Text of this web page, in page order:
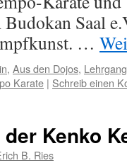
Saal
…
, Aus den Dojos, Lehrgang
Karate | Schreib einen
Kenko
B. Ries